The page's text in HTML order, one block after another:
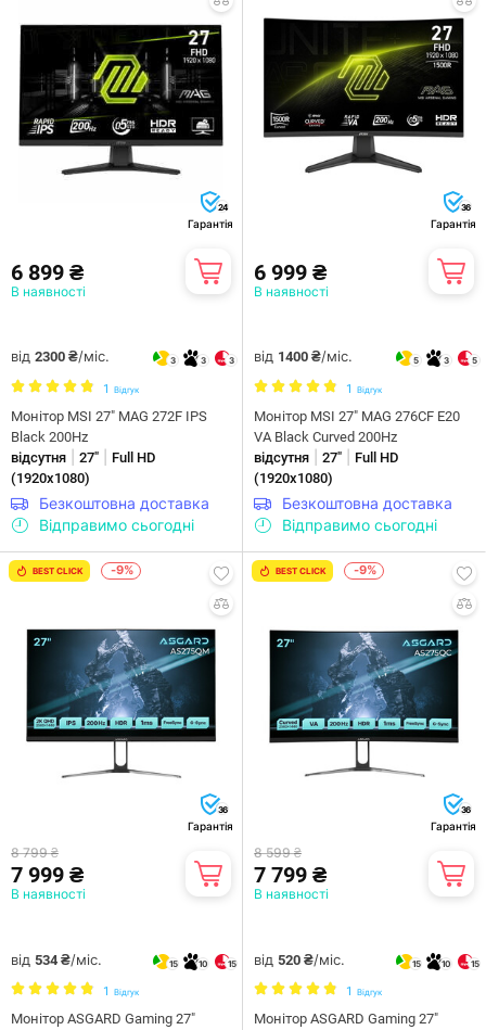
24
Гарантія
6 899 ₴
В наявності
від 2300 ₴/міс. 3 3 3
1 Відгук
Монітор MSI 27" MAG 272F IPS
Black 200Hz
відсутня
27"
Full HD
(1920x1080)
Безкоштовна доставка
Відправимо сьогодні
36
Гарантія
6 999 ₴
В наявності
від 1400 ₴/міс. 5 3 5
1 Відгук
Монітор MSI 27" MAG 276CF E20
VA Black Curved 200Hz
відсутня
27"
Full HD
(1920x1080)
Безкоштовна доставка
Відправимо сьогодні
BEST CLICK -9%
36
Гарантія
8 799 ₴
7 999 ₴
В наявності
від 534 ₴/міс. 15 10 15
1 Відгук
Монітор ASGARD Gaming 27"
BEST CLICK -9%
36
Гарантія
8 599 ₴
7 799 ₴
В наявності
від 520 ₴/міс. 15 10 15
1 Відгук
Монітор ASGARD Gaming 27"